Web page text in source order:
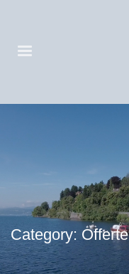
Category: Offerte